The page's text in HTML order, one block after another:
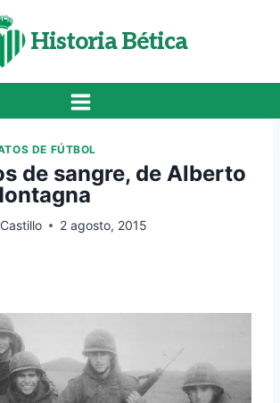
Historia Bética
DE FÚTBOL
de sangre, de Alberto
2 agosto, 2015